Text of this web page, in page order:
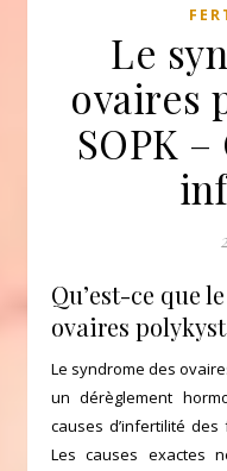
Le
ovaires
SOPK
Qu’est-ce que
ovaires
Le syndrome des ovaires polykystiques SOPK est associé à
un dérèglement
causes d’infertilité
Les causes exactes